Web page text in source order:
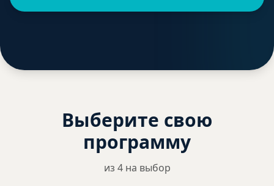
Выберите свою
программу
из 4 на выбор